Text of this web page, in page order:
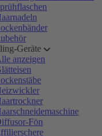
Geräte
anzeigen
Fön